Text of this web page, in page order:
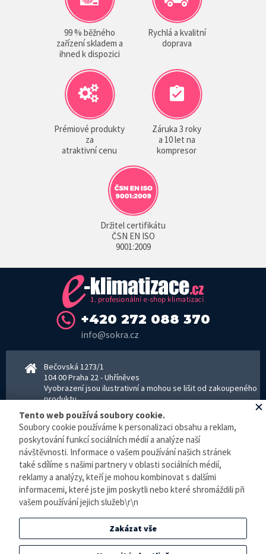
99 % běžného
zařízení skladem a
ihned k dispozici
Rychlá a kvalitní
doprava
Prémiové produkty
za
atraktivní cenu
Záruka 3 roky
a 10 let na
kompresor
Držitel certifikátu
ČSN EN ISO
9001:2009
+420 272 088 370
info@sokra.cz
Bečovská 1273/1
104 00 Praha 22 - Uhříněves
Vyobrazení jsou ilustrativní a mohou se lišit od zakoupeného
produktu.
www.sokra.cz│www.haier-klimatizace.cz
Otevírací doba
Pondělí–Pátek 8–16:30 hodin - kancelář
Pondělí–pátek 8–16:00 hodin - sklad
Zpracování osobních údajů
© E-klimatizace.cz, všechna práva vyhrazena.
Internetový obchodvytvořilo studioBlueGhost.
Tento web používá soubory cookie.
Soubory cookie používáme k personalizaci obsahu a reklam,
poskytování funkcí sociálních médií a analýze naší
návštěvnosti. Informace o vašem používání našich stránek
také sdílíme s našimi partnery v oblasti sociálních médií,
reklamy a analýzy, kteří je mohou kombinovat s dalšími
informacemi, které jste jim poskytli nebo které shromáždili při
vašem používání jejich služeb\r\n
Zakázat vše